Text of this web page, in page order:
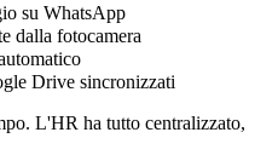
su WhatsApp
dalla fotocamera
Drive sincronizzati
L'HR ha tutto centralizzato,